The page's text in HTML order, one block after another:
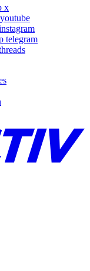
x
telegram